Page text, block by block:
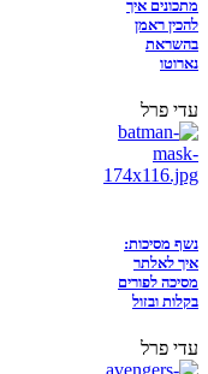
מתכונים איך
להכין ראמן
בהשראת
נארוטו
עדי פרל
נשף מסיכות:
איך לאלתר
מסיכה לפורים
בקלות ובזול
עדי פרל